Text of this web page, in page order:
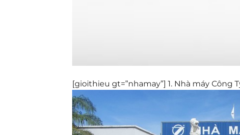
[gioithieu gt=”nhamay”] 1. Nhà máy Công